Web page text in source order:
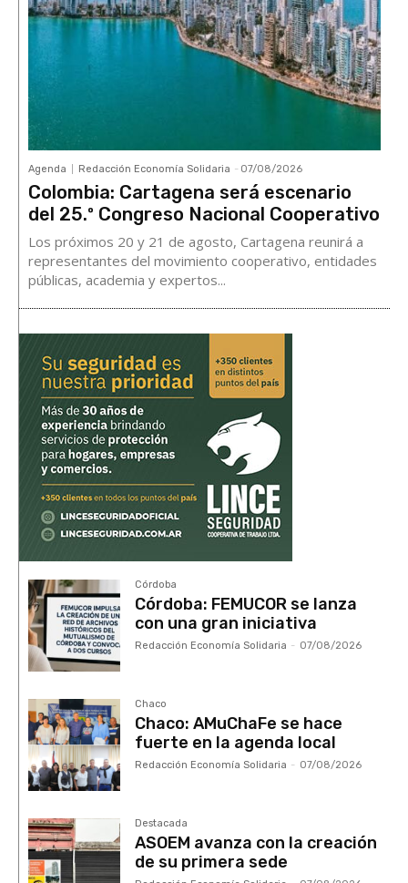
Agenda Redacción Economía Solidaria - 07/08/2026
Colombia: Cartagena será escenario
del 25.º Congreso Nacional Cooperativo
Los próximos 20 y 21 de agosto, Cartagena reunirá a
representantes del movimiento cooperativo, entidades
públicas, academia y expertos...
Córdoba
Córdoba: FEMUCOR se lanza
con una gran iniciativa
Redacción Economía Solidaria - 07/08/2026
Chaco
Chaco: AMuChaFe se hace
fuerte en la agenda local
Redacción Economía Solidaria - 07/08/2026
Destacada
ASOEM avanza con la creación
de su primera sede